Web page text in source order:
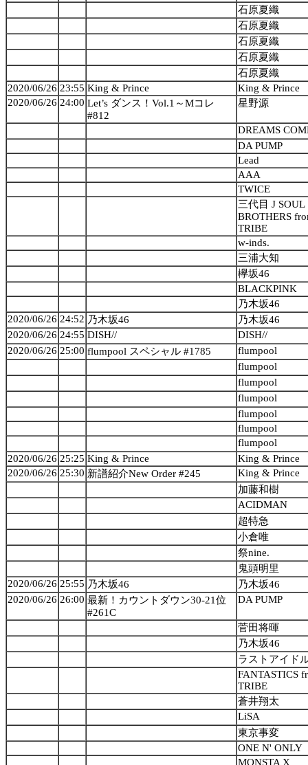
石原夏織
石原夏織
石原夏織
石原夏織
石原夏織
2020/06/26 23:55 King & Prince
King & Prince
2020/06/26 24:00 Let’s ダンス！Vol.1～Mコレ
#812
星野源
DREAMS
DA PUMP
Lead
AAA
TWICE
三代目 J SOUL
BROTHERS
TRIBE
w-inds.
三浦大知
欅坂46
BLACKPINK
乃木坂46
2020/06/26 24:52 乃木坂46
乃木坂46
2020/06/26 24:55 DISH//
DISH//
2020/06/26 25:00 flumpool スペシャル #1785
flumpool
flumpool
flumpool
flumpool
flumpool
flumpool
flumpool
2020/06/26 25:25 King & Prince
King & Prince
2020/06/26 25:30 新譜紹介New Order #245
King & Prince
加藤和樹
ACIDMAN
超特急
小倉唯
祭nine.
鬼頭明里
2020/06/26 25:55 乃木坂46
乃木坂46
2020/06/26 26:00 最新！カウントダウン30-21位
#261C
DA PUMP
菅田将暉
乃木坂46
ラストアイド
FANTASTICS
TRIBE
蒼井翔太
LiSA
東京事変
ONE N' ONLY
MONSTA X